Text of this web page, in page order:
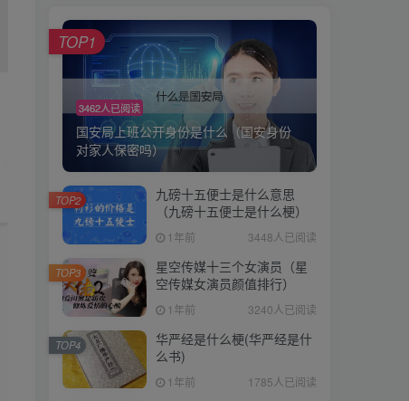
3462人已阅读
国安局上班公开身份是什么（国安身份
对家人保密吗）
TOP1
九磅十五便士是什么意思
（九磅十五便士是什么梗）
1年前 3448人已阅读
TOP2
星空传媒十三个女演员（星
空传媒女演员颜值排行）
1年前 3240人已阅读
TOP3
华严经是什么梗(华严经是什
么书)
1年前 1785人已阅读
TOP4